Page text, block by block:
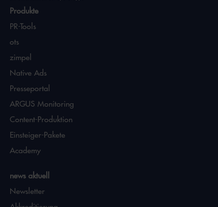
Produkte
PR-Tools
ots
zimpel
Native Ads
Presseportal
ARGUS Monitoring
Content-Produktion
Einsteiger-Pakete
Academy
news aktuell
Newsletter